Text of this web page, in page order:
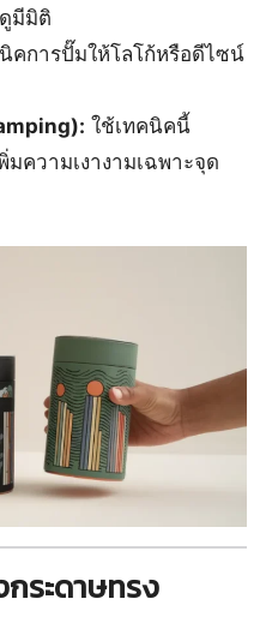
มีมิติ
คการปั๊มให้โลโก้หรือดีไซน์
ใช้เทคนิคนี้
ความเงางามเฉพาะจุด
ระดาษทรง